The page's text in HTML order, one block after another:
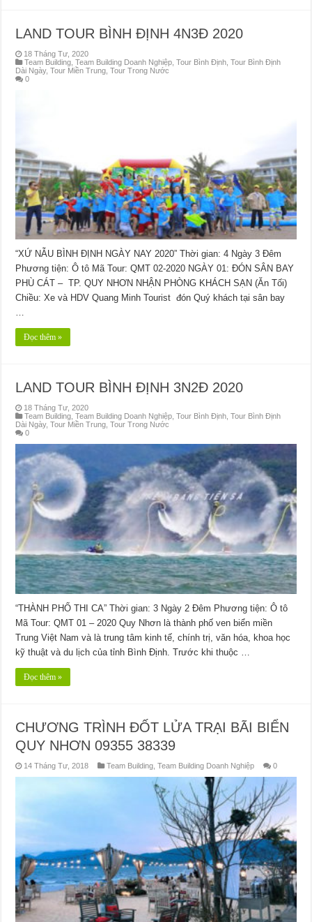
LAND TOUR BÌNH ĐỊNH 4N3Đ 2020
18 Tháng Tư, 2020
Team Building ,Team Building Doanh Nghiệp ,Tour Bình Định ,Tour Bình Định
Dài Ngày,Tour Miền Trung ,Tour Trong Nước
0
“XỨ NẪU BÌNH ĐỊNH NGÀY NAY 2020” Thời gian: 4 Ngày 3 Đêm
Phương tiện: Ô tô Mã Tour: QMT 02-2020 NGÀY 01: ĐÓN SÂN BAY
PHÙ CÁT – TP. QUY NHƠN NHẬN PHÒNG KHÁCH SẠN (Ăn Tối)
Chiều: Xe và HDV Quang Minh Tourist đón Quý khách tại sân bay
…
Đọc thêm »
LAND TOUR BÌNH ĐỊNH 3N2Đ 2020
18 Tháng Tư, 2020
Team Building,Team Building Doanh Nghiệp,Tour Bình Định,Tour Bình Định
Dài Ngày,Tour Miền Trung,Tour Trong Nước
0
“THÀNH PHỐ THI CA” Thời gian: 3 Ngày 2 Đêm Phương tiện: Ô tô
Mã Tour: QMT 01 – 2020 Quy Nhơn là thành phố ven biển miền
Trung Việt Nam và là trung tâm kinh tế, chính trị, văn hóa, khoa học
kỹ thuật và du lịch của tỉnh Bình Định. Trước khi thuộc …
Đọc thêm »
CHƯƠNG TRÌNH ĐỐT LỬA TRẠI BÃI BIỂN
QUY NHƠN 09355 38339
14 Tháng Tư, 2018 Team Building ,Team Building Doanh Nghiệp 0